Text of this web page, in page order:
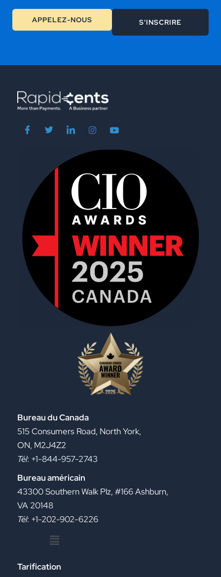
APPELEZ-NOUS S'INSCRIRE
Bureau du Canada
515 Consumers Road, North York,
ON, M2J4Z2
Tél: +1-844-957-2743
Bureau américain
43300 Southern Walk Plz, #166 Ashburn,
VA 20148
Tél: +1-202-902-6226
Menu
Tarification